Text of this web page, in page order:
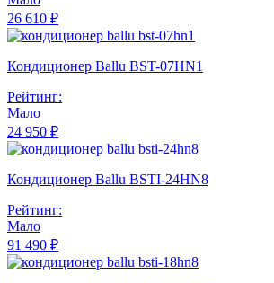
26 610 ₽
Кондиционер Ballu BST-07HN1
Рейтинг:
Мало
24 950 ₽
Кондиционер Ballu BSTI-24HN8
Рейтинг:
Мало
91 490 ₽